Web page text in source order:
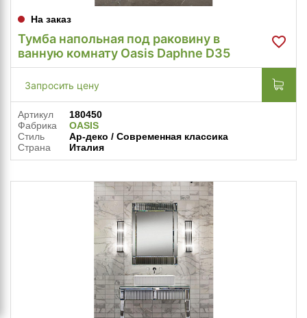
На заказ
Тумба напольная под раковину в
ванную комнату Oasis Daphne D35
Запросить цену
Артикул
180450
Фабрика
OASIS
Стиль
Ар-деко / Современная классика
Страна
Италия